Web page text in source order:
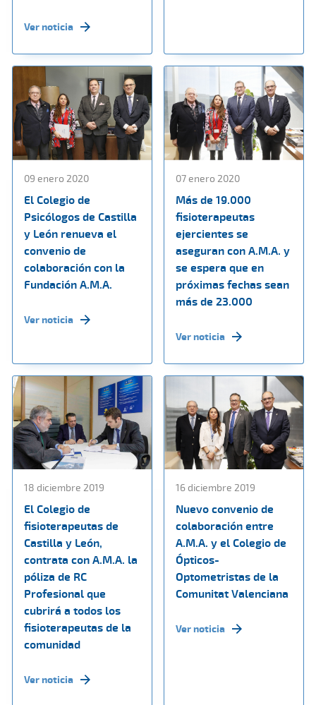
Ver noticia
09 enero 2020
El Colegio de
Psicólogos de Castilla
y León renueva el
convenio de
colaboración con la
Fundación A.M.A.
Ver noticia
07 enero 2020
Más de 19.000
fisioterapeutas
ejercientes se
aseguran con A.M.A. y
se espera que en
próximas fechas sean
más de 23.000
Ver noticia
18 diciembre 2019
El Colegio de
fisioterapeutas de
Castilla y León,
contrata con A.M.A. la
póliza de RC
Profesional que
cubrirá a todos los
fisioterapeutas de la
comunidad
Ver noticia
16 diciembre 2019
Nuevo convenio de
colaboración entre
A.M.A. y el Colegio de
Ópticos-
Optometristas de la
Comunitat Valenciana
Ver noticia